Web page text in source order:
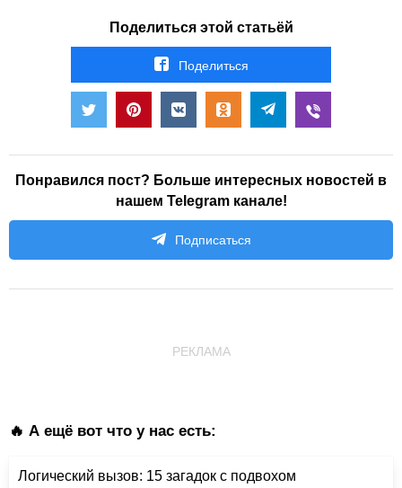
Поделиться этой статьёй
Поделиться
Понравился пост? Больше интересных новостей в
нашем Telegram канале!
Подписаться
РЕКЛАМА
🔥 А ещё вот что у нас есть:
Логический вызов: 15 загадок с подвохом